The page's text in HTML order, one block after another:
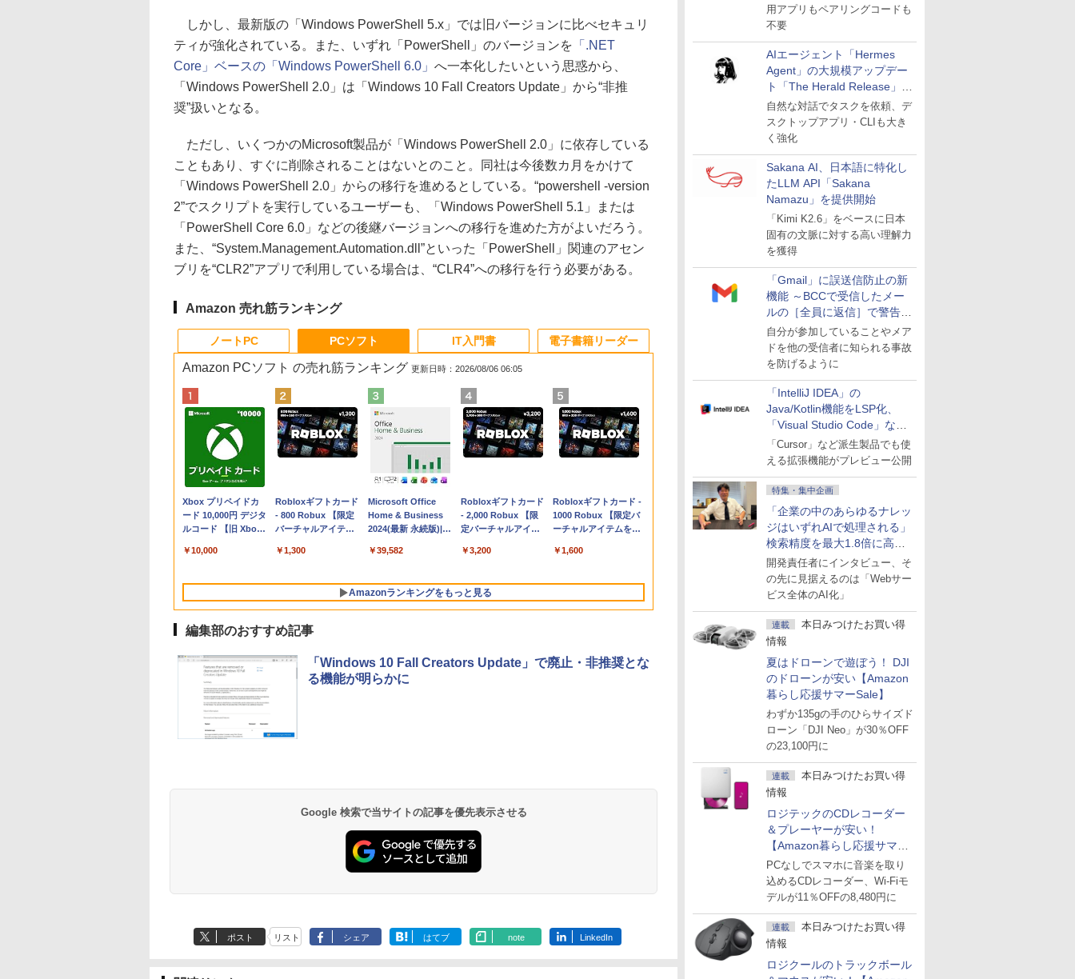
用アプリもペアリングコードも
不要
AIエージェント「Hermes
Agent」の大規模アップデー
ト「The Herald Release」が
公開
自然な対話でタスクを依頼、デ
スクトップアプリ・CLIも大き
く強化
Sakana AI、日本語に特化し
たLLM API「Sakana
Namazu」を提供開始
「Kimi K2.6」をベースに日本
固有の文脈に対する高い理解力
を獲得
「Gmail」に誤送信防止の新
機能 ～BCCで受信したメー
ルの［全員に返信］で警告を
表示
自分が参加していることやメア
ドを他の受信者に知られる事故
を防げるように
「IntelliJ IDEA」の
Java/Kotlin機能をLSP化、
「Visual Studio Code」など
にも開放
「Cursor」など派生製品でも使
える拡張機能がプレビュー公開
特集・集中企画
「企業の中のあらゆるナレッ
ジはいずれAIで処理される」
検索精度を最大1.8倍に高め
た「GMO AI RAG」は無償の
OSS版で「1社1RAG」を目
指す
開発責任者にインタビュー、そ
の先に見据えるのは「Webサー
ビス全体のAI化」
連載
本日みつけたお買い得
情報
夏はドローンで遊ぼう！ DJI
のドローンが安い【Amazon
暮らし応援サマーSale】
わずか135gの手のひらサイズド
ローン「DJI Neo」が30％OFF
の23,100円に
連載
本日みつけたお買い得
情報
ロジテックのCDレコーダー
＆プレーヤーが安い！
【Amazon暮らし応援サマー
Sale】
PCなしでスマホに音楽を取り
込めるCDレコーダー、Wi-Fiモ
デルが11％OFFの8,480円に
連載
本日みつけたお買い得
情報
ロジクールのトラックボール
しかし、最新版の「Windows PowerShell 5.x」では旧バージョンに比べセキュリ
ティが強化されている。また、いずれ「PowerShell」のバージョンを 「.NET
Core」ベースの「Windows PowerShell 6.0」 へ一本化したいという思惑から、
「Windows PowerShell 2.0」は「Windows 10 Fall Creators Update」から“非推
奨”扱いとなる。
ただし、いくつかのMicrosoft製品が「Windows PowerShell 2.0」に依存している
こともあり、すぐに削除されることはないとのこと。同社は今後数カ月をかけて
「Windows PowerShell 2.0」からの移行を進めるとしている。“powershell -version
2”でスクリプトを実行しているユーザーも、「Windows PowerShell 5.1」または
「PowerShell Core 6.0」などの後継バージョンへの移行を進めた方がよいだろう。
また、“System.Management.Automation.dll”といった「PowerShell」関連のアセン
ブリを“CLR2”アプリで利用している場合は、“CLR4”への移行を行う必要がある。
Amazon 売れ筋ランキング
ノートPC
Apple 2026
MacBook Neo A18
Proチップ搭載13イ
AIとApple
設計、Liquid Retina
ユニファイドメモ
リ、512GB SSDスト
レージ、1080p
ラ、Touch ID - イン
ディゴ
￥137,800
tomtoc 360°保護
15.6 16インチ パソコ
ンケース Dell NEC
dynabook Lenovo
￥2,952
Apple 2026
MacBook Air M5チ
ップ搭載13インチノ
Apple Intelligence、
Retinaディスプレ
イ、24GBユニファイ
ドメモリ、1TB
ルー + 3年延長
AppleCare+ for 13イ
￥331,701
【Amazon.co.jp限
定】 HP ノートパソ
コン 15-fd 15.6イン
512GB SSD インテ
￥129,800
FMV ノートパソコン
WE1-K3 (MS 365
Personal/Copilotキー
型/Core i5/16GB/SSD
FMVWK3E15W_AZ
￥119,800
PCソフト
Amazon PCソフト の売れ筋ランキング 更新日時：2026/08/06 06:05
Xbox プリペイドカ
ード 10,000円 デジタ
ルコード 【旧 Xbox
ラインコード]
￥10,000
Robloxギフトカード
- 800 Robux 【限定
バーチャルアイテム
ンゲームコード】 ロ
インコード版
￥1,300
Microsoft Office
Home & Business
2024(最新 永続版)|オ
版|Windows11、
￥39,582
Robloxギフトカード
- 2,000 Robux 【限
定バーチャルアイテ
インゲームコード】
ラインコード版
￥3,200
Robloxギフトカード -
1000 Robux 【限定バ
ーチャルアイテムを含
ムコード】 ロブロック
版
￥1,600
Amazonランキングをもっと見る
IT入門書
ズ (はぴーイラスト
マニュアル AI副業に
もKindle出版にも！
非エンジニアのため
のAIコーディング入
￥99
フェクトリストと最
￥1,600
電子書籍リーダー
続バッテリー、6イン
書籍リーダー、ブラ
ック、16GB、広告な
￥19,980
るさ自動調整、色調
持続バッテリー、広
告なし、メタリック
ブラック
￥32,980
レイ、色調調節ライ
ッテリー、広告無
し、ブラック (2025
年発売)
￥39,980
編集部のおすすめ記事
「Windows 10 Fall Creators Update」で廃止・非推奨とな
る機能が明らかに
Google 検索で当サイトの記事を優先表示させる
ポスト リスト シェア はてブ note LinkedIn